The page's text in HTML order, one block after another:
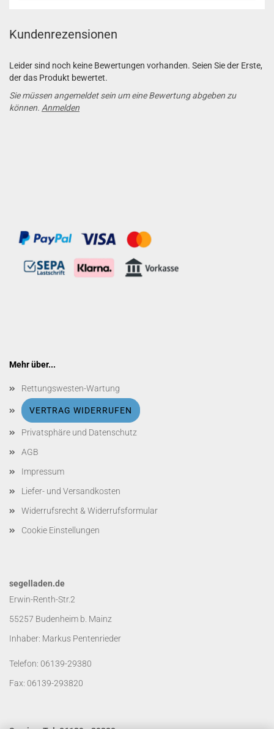
Kundenrezensionen
Leider sind noch keine Bewertungen vorhanden. Seien Sie der Erste,
der das Produkt bewertet.
Sie müssen angemeldet sein um eine Bewertung abgeben zu
können. Anmelden
Mehr über...
Rettungswesten-Wartung
VERTRAG WIDERRUFEN
Privatsphäre und Datenschutz
AGB
Impressum
Liefer- und Versandkosten
Widerrufsrecht & Widerrufsformular
Cookie Einstellungen
segelladen.de
Erwin-Renth-Str.2
55257 Budenheim b. Mainz
Inhaber: Markus Pentenrieder
Telefon: 06139-29380
Fax: 06139-293820